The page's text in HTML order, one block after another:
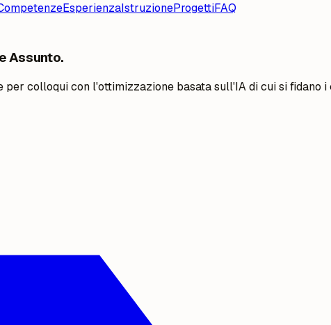
EsperienzaIstruzioneProgettiFAQ
Assunto.
per colloqui con l'ottimizzazione basata sull'IA di cui si fidano